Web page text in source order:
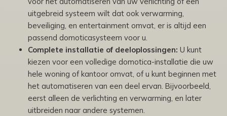
uitgebreid systeem wilt dat ook verwarming,
beveiliging, en entertainment omvat, er is altijd een
passend domoticasysteem voor u.
Complete installatie of deeloplossingen: U kunt
kiezen voor een volledige domotica-installatie die uw
hele woning of kantoor omvat, of u kunt beginnen met
het automatiseren van een deel ervan. Bijvoorbeeld,
eerst alleen de verlichting en verwarming, en later
uitbreiden naar andere systemen.